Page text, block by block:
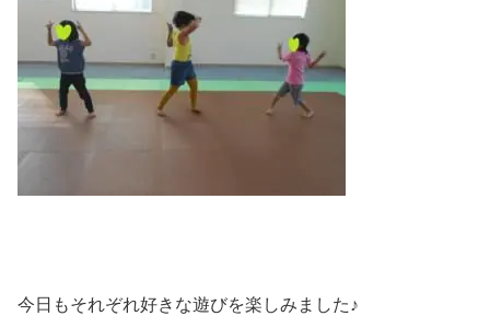
今日もそれぞれ好きな遊びを楽しみました♪